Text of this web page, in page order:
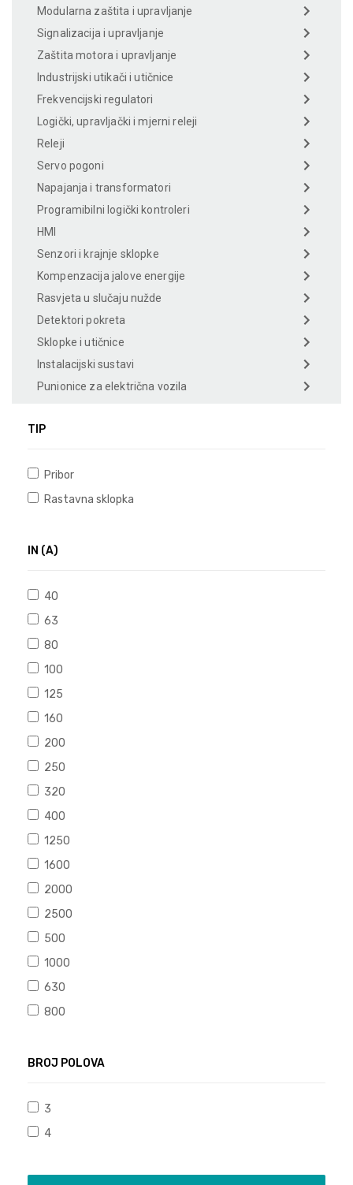
Modularna zaštita i upravljanje
Signalizacija i upravljanje
Zaštita motora i upravljanje
Industrijski utikači i utičnice
Frekvencijski regulatori
Logički, upravljački i mjerni releji
Releji
Servo pogoni
Napajanja i transformatori
Programibilni logički kontroleri
HMI
Senzori i krajnje sklopke
Kompenzacija jalove energije
Rasvjeta u slučaju nužde
Detektori pokreta
Sklopke i utičnice
Instalacijski sustavi
Punionice za električna vozila
TIP
Pribor
Rastavna sklopka
IN (A)
40
63
80
100
125
160
200
250
320
400
1250
1600
2000
2500
500
1000
630
800
BROJ POLOVA
3
4